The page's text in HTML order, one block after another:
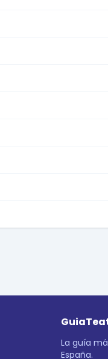
La guía
España.